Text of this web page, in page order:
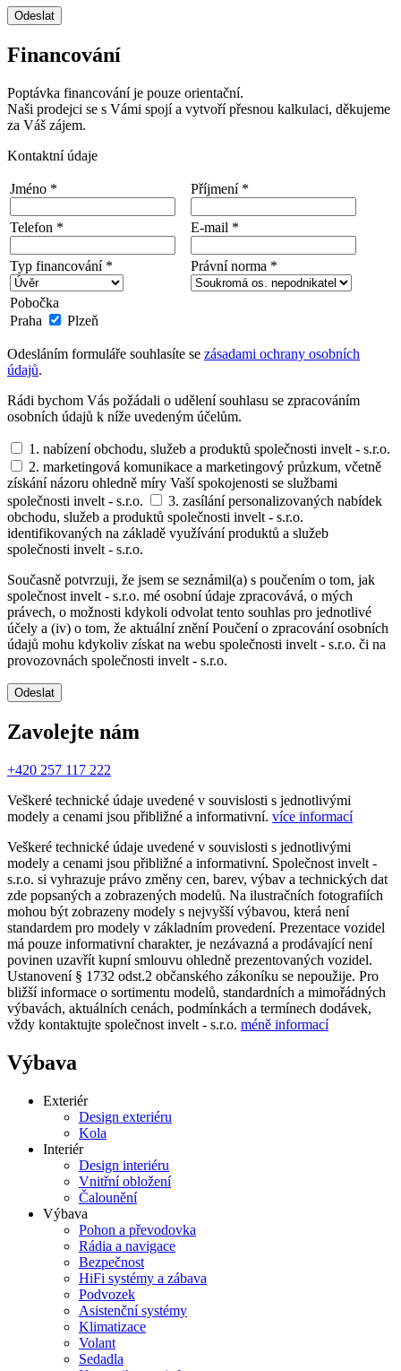
Odeslat
Financování
Poptávka financování je pouze orientační.
Naši prodejci se s Vámi spojí a vytvoří přesnou kalkulaci, děkujeme
za Váš zájem.
Kontaktní údaje
Jméno * Příjmení *
Telefon * E-mail *
Typ financování * Právní norma *
Pobočka
Praha
Plzeň
Odesláním formuláře souhlasíte se zásadami ochrany osobních
údajů.
Rádi bychom Vás požádali o udělení souhlasu se zpracováním
osobních údajů k níže uvedeným účelům.
1. nabízení obchodu, služeb a produktů společnosti invelt - s.r.o.
2. marketingová komunikace a marketingový průzkum, včetně
získání názoru ohledně míry Vaší spokojenosti se službami
společnosti invelt - s.r.o.
3. zasílání personalizovaných nabídek
obchodu, služeb a produktů společnosti invelt - s.r.o.
identifikovaných na základě využívání produktů a služeb
společnosti invelt - s.r.o.
Současně potvrzuji, že jsem se seznámil(a) s poučením o tom, jak
společnost invelt - s.r.o. mé osobní údaje zpracovává, o mých
právech, o možnosti kdykoli odvolat tento souhlas pro jednotlivé
účely a (iv) o tom, že aktuální znění Poučení o zpracování osobních
údajů mohu kdykoliv získat na webu společnosti invelt - s.r.o. či na
provozovnách společnosti invelt - s.r.o.
Odeslat
Zavolejte nám
+420 257 117 222
Veškeré technické údaje uvedené v souvislosti s jednotlivými
modely a cenami jsou přibližné a informativní. více informací
Veškeré technické údaje uvedené v souvislosti s jednotlivými
modely a cenami jsou přibližné a informativní. Společnost invelt -
s.r.o. si vyhrazuje právo změny cen, barev, výbav a technických dat
zde popsaných a zobrazených modelů. Na ilustračních fotografiích
mohou být zobrazeny modely s nejvyšší výbavou, která není
standardem pro modely v základním provedení. Prezentace vozidel
má pouze informativní charakter, je nezávazná a prodávající není
povinen uzavřít kupní smlouvu ohledně prezentovaných vozidel.
Ustanovení § 1732 odst.2 občanského zákoníku se nepoužije. Pro
bližší informace o sortimentu modelů, standardních a mimořádných
výbavách, aktuálních cenách, podmínkách a termínech dodávek,
vždy kontaktujte společnost invelt - s.r.o. méně informací
Výbava
Exteriér
Design exteriéru
Kola
Interiér
Design interiéru
Vnitřní obložení
Čalounění
Výbava
Pohon a převodovka
Rádia a navigace
Bezpečnost
HiFi systémy a zábava
Podvozek
Asistenční systémy
Klimatizace
Volant
Sedadla